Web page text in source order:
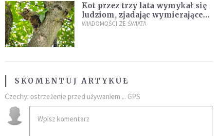
Kot przez trzy lata wymykał się
ludziom, zjadając wymierające
kaczki. W końcu popełnił
WIADOMOŚCI ZE ŚWIATA
SKOMENTUJ ARTYKUŁ
Czechy: ostrzeżenie przed używaniem ... GPS